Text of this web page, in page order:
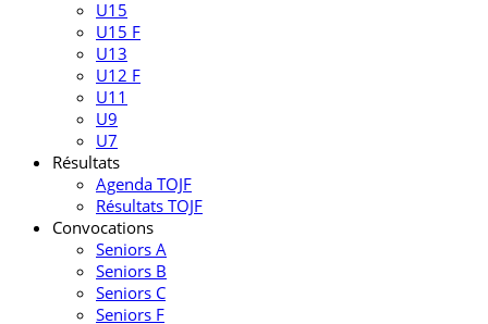
U15
U15 F
U13
U12 F
U11
U9
U7
Résultats
Agenda TOJF
Résultats TOJF
Convocations
Seniors A
Seniors B
Seniors C
Seniors F